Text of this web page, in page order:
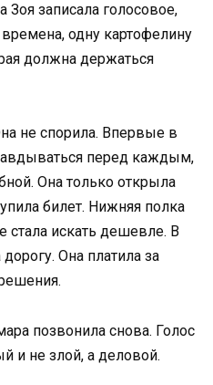
Зоя записала голосовое,
одну картофелину
должна держаться
не спорила. Впервые в
перед каждым,
Она только открыла
билет. Нижняя полка
стала искать дешевле. В
дорогу. Она платила за
позвонила снова. Голос
и не злой, а деловой.